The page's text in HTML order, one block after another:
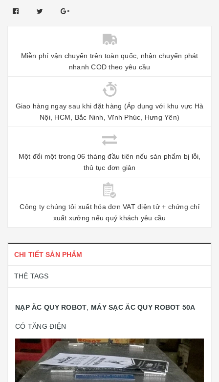
Miễn phí vận chuyển trên toàn quốc, nhận chuyển phát
nhanh COD theo yêu cầu
Giao hàng ngay sau khi đặt hàng (Áp dụng với khu vực Hà
Nội, HCM, Bắc Ninh, Vĩnh Phúc, Hưng Yên)
Một đổi một trong 06 tháng đầu tiên nếu sản phẩm bị lỗi,
thủ tục đơn giản
Công ty chúng tôi xuất hóa đơn VAT điện tử + chứng chỉ
xuất xưởng nếu quý khách yêu cầu
CHI TIẾT SẢN PHẨM
THẺ TAGS
NẠP ẮC QUY ROBOT MÁY SẠC ẮC QUY ROBOT 50A
CÓ TĂNG ĐIỆN